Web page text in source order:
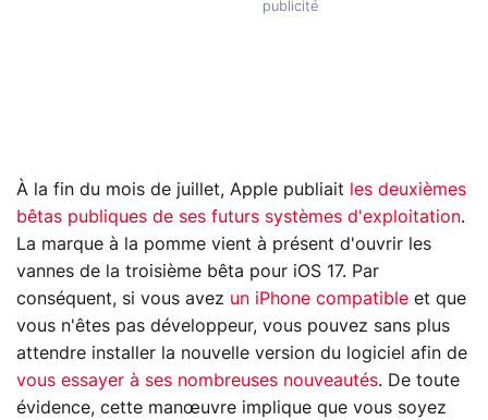
À la fin du mois de juillet, Apple publiait
les deuxièmes
bêtas publiques de ses futurs systèmes d'exploitation.
La marque à la pomme vient à présent d'ouvrir les
vannes de la troisième bêta pour iOS 17. Par
conséquent, si vous avez un iPhone compatible et que
vous n'êtes pas développeur, vous pouvez sans plus
attendre installer la nouvelle version du logiciel afin de
vous essayer à ses nombreuses nouveautés. De toute
évidence, cette manœuvre implique que vous soyez